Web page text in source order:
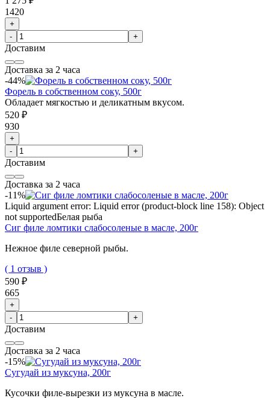
1420
+
-
+
Доставим
Доставка за 2 часа
-44%
Форель в собственном соку, 500г
Обладает мягкостью и деликатным вкусом.
520 ₽
930
+
-
+
Доставим
Доставка за 2 часа
-11%
Liquid argument error: Liquid error (product-block line 158): Object
not supportedБелая рыба
Сиг филе ломтики слабосоленые в масле, 200г
Нежное филе северной рыбы.
( 1 отзыв )
590 ₽
665
+
-
+
Доставим
Доставка за 2 часа
-15%
Сугудай из муксуна, 200г
Кусочки филе-вырезки из муксуна в масле.